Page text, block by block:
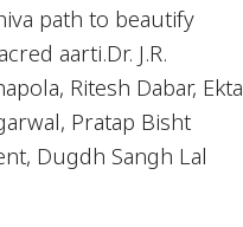
path to beautify
aarti.Dr. J.R.
Ritesh Dabar, Ekta
Pratap Bisht
Dugdh Sangh Lal